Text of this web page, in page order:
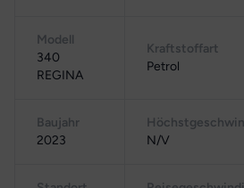
Modell
340
REGINA
Kraftstoffart
Petrol
Baujahr
2023
N/V